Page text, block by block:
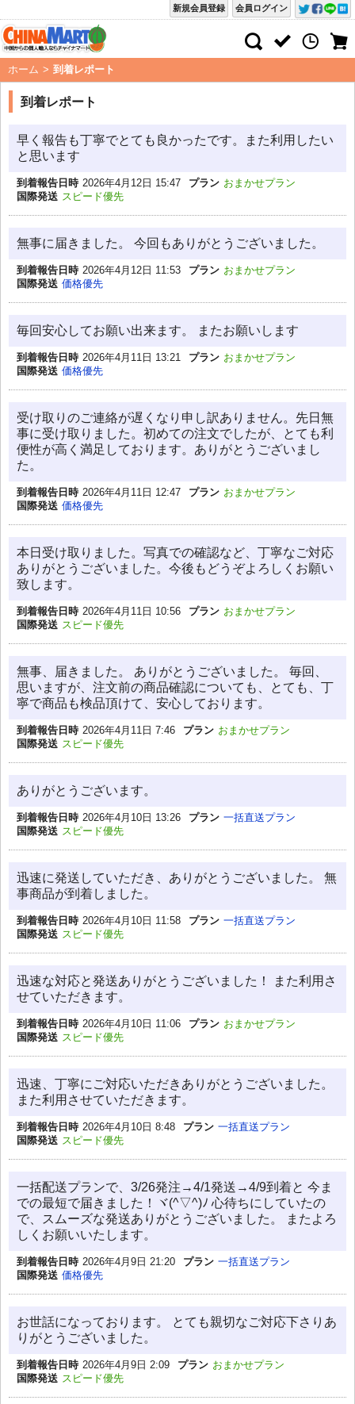
会員ログイン
新規会員登録
ホーム > 到着レポート
到着レポート
早く報告も丁寧でとても良かったです。また利用したい
と思います
到着報告日時 2026年4月12日 15:47 プラン おまかせプラン
国際発送 スピード優先
無事に届きました。 今回もありがとうございました。
到着報告日時 2026年4月12日 11:53 プラン おまかせプラン
国際発送 価格優先
毎回安心してお願い出来ます。 またお願いします
到着報告日時 2026年4月11日 13:21 プラン おまかせプラン
国際発送 価格優先
受け取りのご連絡が遅くなり申し訳ありません。先日無
事に受け取りました。初めての注文でしたが、とても利
便性が高く満足しております。ありがとうございまし
た。
到着報告日時 2026年4月11日 12:47 プラン おまかせプラン
国際発送 価格優先
本日受け取りました。写真での確認など、丁寧なご対応
ありがとうございました。今後もどうぞよろしくお願い
致します。
到着報告日時 2026年4月11日 10:56 プラン おまかせプラン
国際発送 スピード優先
無事、届きました。 ありがとうございました。 毎回、
思いますが、注文前の商品確認についても、とても、丁
寧で商品も検品頂けて、安心しております。
到着報告日時 2026年4月11日 7:46 プラン おまかせプラン
国際発送 スピード優先
ありがとうございます。
到着報告日時 2026年4月10日 13:26 プラン 一括直送プラン
国際発送 スピード優先
迅速に発送していただき、ありがとうございました。 無
事商品が到着しました。
到着報告日時 2026年4月10日 11:58 プラン 一括直送プラン
国際発送 スピード優先
迅速な対応と発送ありがとうございました！ また利用さ
せていただきます。
到着報告日時 2026年4月10日 11:06 プラン おまかせプラン
国際発送 スピード優先
迅速、丁寧にご対応いただきありがとうございました。
また利用させていただきます。
到着報告日時 2026年4月10日 8:48 プラン 一括直送プラン
国際発送 スピード優先
一括配送プランで、3/26発注→4/1発送→4/9到着と 今ま
での最短で届きました！ヾ(^▽^)ﾉ 心待ちにしていたの
で、スムーズな発送ありがとうございました。 またよろ
しくお願いいたします。
到着報告日時 2026年4月9日 21:20 プラン 一括直送プラン
国際発送 価格優先
お世話になっております。 とても親切なご対応下さりあ
りがとうございました。
到着報告日時 2026年4月9日 2:09 プラン おまかせプラン
国際発送 スピード優先